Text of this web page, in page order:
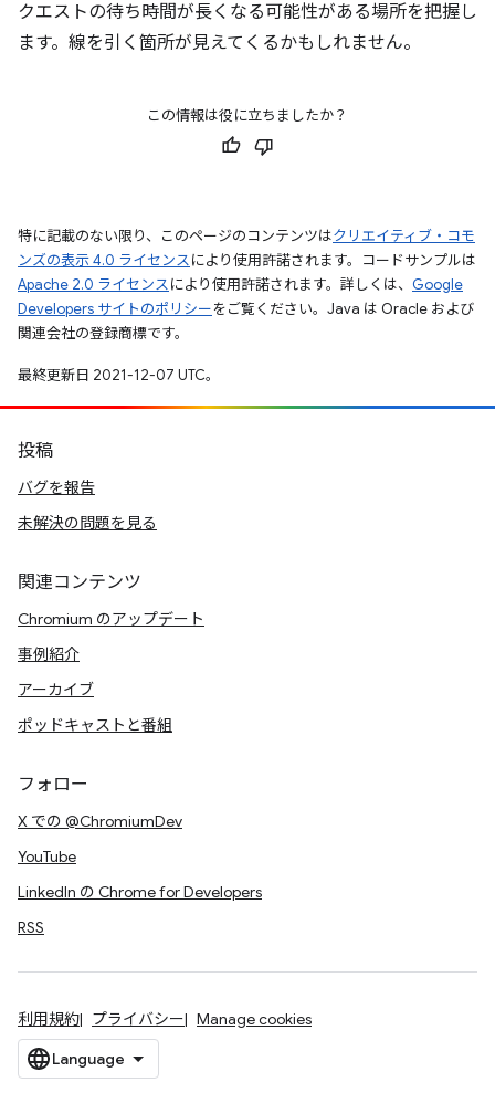
クエストの待ち時間が長くなる可能性がある場所を把握し
ます。線を引く箇所が見えてくるかもしれません。
この情報は役に立ちましたか？
特に記載のない限り、このページのコンテンツはクリエイティブ・コモ
ンズの表示 4.0 ライセンスにより使用許諾されます。コードサンプルは
Apache 2.0 ライセンスにより使用許諾されます。詳しくは、 Google
Developers サイトのポリシーをご覧ください。Java は Oracle および
関連会社の登録商標です。
最終更新日 2021-12-07 UTC。
投稿
バグを報告
未解決の問題を見る
関連コンテンツ
Chromium のアップデート
事例紹介
アーカイブ
ポッドキャストと番組
フォロー
X での @ChromiumDev
YouTube
LinkedIn の Chrome for Developers
RSS
利用規約 プライバシー Manage cookies